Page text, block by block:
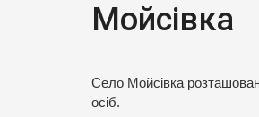
Мойсівка
Село Мойсівка
осіб.